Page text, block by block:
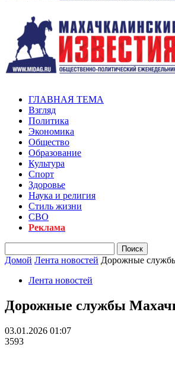
ГЛАВНАЯ ТЕМА
Взгляд
Политика
Экономика
Общество
Образование
Культура
Спорт
Здоровье
Наука и религия
Стиль жизни
СВО
Реклама
Домой Лента новостей Дорожные
Лента новостей
Дорожные службы
03.01.2026 01:07
3593